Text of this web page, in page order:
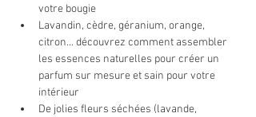
votre bougie
Lavandin, cèdre, géranium, orange,
citron... découvrez comment assembler
les essences naturelles pour créer un
parfum sur mesure et sain pour votre
intérieur
De jolies fleurs séchées (lavande,